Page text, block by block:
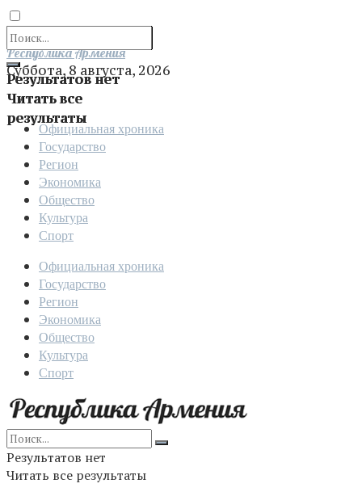
Результатов нет
Читать все
результаты
Отправить
Республика Армения
Суббота, 8 августа, 2026
Официальная хроника
Государство
Регион
Экономика
Общество
Культура
Спорт
Официальная хроника
Государство
Регион
Экономика
Общество
Культура
Спорт
Результатов нет
Читать все результаты